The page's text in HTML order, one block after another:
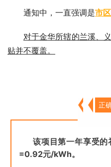
通知中，一直强调是市区
对于金华所辖的兰溪、
贴并不覆盖。
正
该项目第一年享受
=0.92元/kWh。